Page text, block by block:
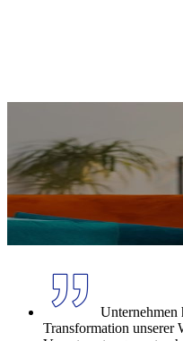
Unternehmen
Transformation unserer